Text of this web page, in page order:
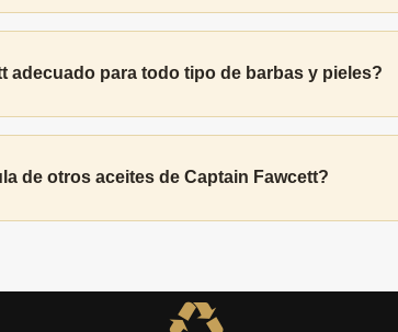
adecuado para todo tipo de barbas y pieles?
de otros aceites de Captain Fawcett?